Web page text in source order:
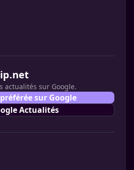
actualités sur Google.
sur Google
Actualités